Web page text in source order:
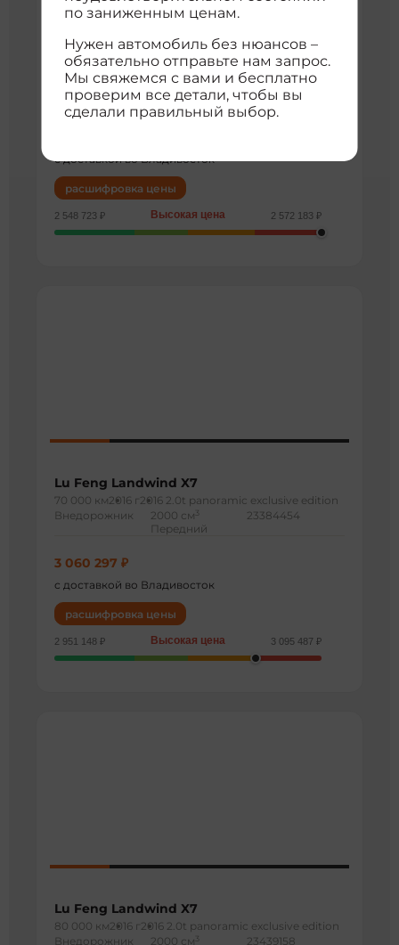
Lu Feng Landwind X7
90 000 км2019 г
2018 jinyue 1.5t panoramic premium model
Внедорожник
1500 см
Передний
23364899
с доставкой во Владивосток
расшифровка цены
2 548 723 ₽ Высокая цена 2 572 183 ₽
Lu Feng Landwind X7
70 000 км2016 г 2016 2.0t panoramic exclusive edition
Внедорожник
2000 см 3
Передний
23384454
3 060 297 ₽
с доставкой во Владивосток
расшифровка цены
2 951 148 ₽ Высокая цена 3 095 487 ₽
Lu Feng Landwind X7
80 000 км2016 г 2016 2.0t panoramic exclusive edition
Внедорожник
2000 см 3 23439158
по заниженным ценам.
Нужен автомобиль без нюансов –
обязательно отправьте нам запрос.
Мы свяжемся с вами и бесплатно
проверим все детали, чтобы вы
сделали правильный выбор.